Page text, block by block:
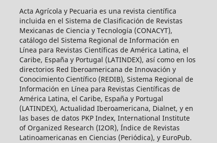
Acta Agrícola y Pecuaria es una revista científica
incluida en el Sistema de Clasificación de Revistas
Mexicanas de Ciencia y Tecnología (CONACYT),
catálogo del Sistema Regional de Información en
Línea para Revistas Científicas de América Latina, el
Caribe, España y Portugal (LATINDEX), así como en los
directorios Red Iberoamericana de Innovación y
Conocimiento Científico (REDIB), Sistema Regional de
Información en Línea para Revistas Científicas de
América Latina, el Caribe, España y Portugal
(LATINDEX), Actualidad Iberoamericana, Dialnet, y en
las bases de datos PKP Index, International Institute
of Organized Research (I2OR), Índice de Revistas
Latinoamericanas en Ciencias (Periódica), y EuroPub.